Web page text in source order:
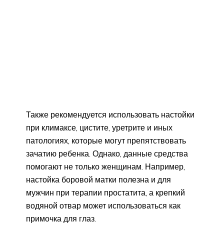
Также рекомендуется использовать настойки
при климаксе, цистите, уретрите и иных
патологиях, которые могут препятствовать
зачатию ребенка. Однако, данные средства
помогают не только женщинам. Например,
настойка боровой матки полезна и для
мужчин при терапии простатита, а крепкий
водяной отвар может использоваться как
примочка для глаз.